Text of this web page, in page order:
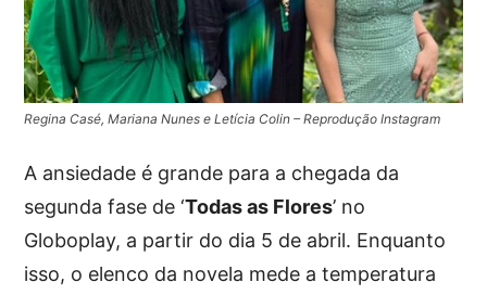
Regina Casé, Mariana Nunes e Letícia Colin – Reprodução Instagram
A ansiedade é grande para a chegada da
segunda fase de ‘Todas as Flores’ no
Globoplay, a partir do dia 5 de abril. Enquanto
isso, o elenco da novela mede a temperatura